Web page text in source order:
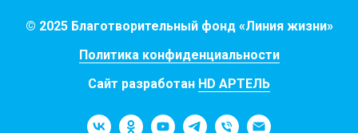
© 2025 Благотворительный фонд «Линия жизни»
Политика конфиденциальности
Сайт разработан HD АРТЕЛЬ